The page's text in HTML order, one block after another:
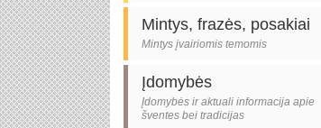
Mintys, frazės, posakiai
Mintys įvairiomis temomis
Įdomybės
Įdomybės ir aktuali informacija apie
šventes bei tradicijas